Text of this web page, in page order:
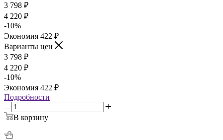
3 798 ₽
4 220 ₽
-10%
Экономия 422 ₽
Варианты цен
3 798 ₽
4 220 ₽
-10%
Экономия 422 ₽
Подробности
В корзину